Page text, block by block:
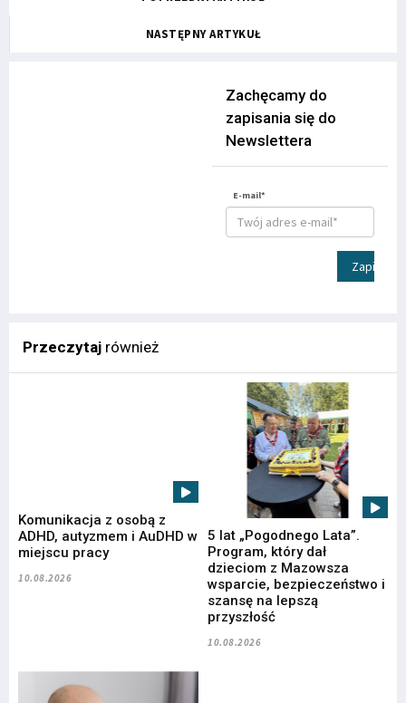
NASTĘPNY ARTYKUŁ
Zachęcamy do
zapisania się do
Newslettera
E-mail*
Zapisz
Przeczytaj również
Komunikacja z osobą z
ADHD, autyzmem i AuDHD w
miejscu pracy
10.08.2026
5 lat „Pogodnego Lata”.
Program, który dał
dzieciom z Mazowsza
wsparcie, bezpieczeństwo i
szansę na lepszą
przyszłość
10.08.2026